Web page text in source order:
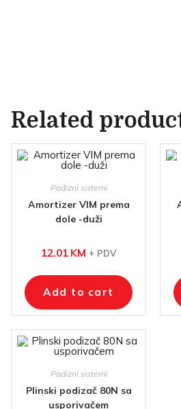
Related
Podizni sistemi
Amortizer VIM prema
dole -duži
12.01 KM + PDV
Add to cart
Podizni sistemi
Plinski podizač 80N sa
usporivačem